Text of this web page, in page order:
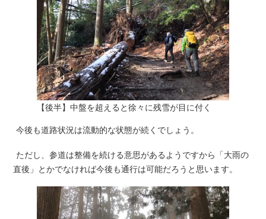
【後半】中盤を超えると徐々に残雪が目に付く
今後も道路状況は流動的な状態が続くでしょう。
ただし、参道は整備を続ける意思があるようですから「大雨の
直後」とかでなければ今後も通行は可能だろうと思います。